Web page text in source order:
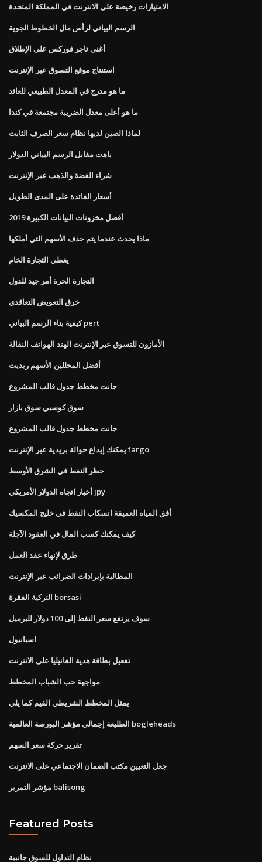
الامتيازات رخيصة على الانترنت في المملكة المتحدة
الرسم البياني لرأس مال الخطوط الجوية
أغنى تاجر فوركس على الإطلاق
استنتاج موقع التسوق عبر الإنترنت
ما هو مدرج في المعدل الطبيعي للعائد
ما هو أعلى معدل الضريبة مجتمعة في كندا
لماذا الصين لديها نظام سعر الصرف الثابت
باهت مقابل الرسم البياني الدولار
شراء الفضة والذهب عبر الإنترنت
أسعار الفائدة على المدى الطويل
أفضل مخزونات البيانات الكبيرة 2019
ماذا يحدث عندما يتم حذف الأسهم التي أملكها
يغطي التجارة الخام
التجارة الحرة أمر جيد للدول
خرق التعويض التعاقدي
كيفية بناء الرسم البياني pert
الأمازون للتسوق عبر الإنترنت الهند الهواتف النقالة
أفضل المحللين الأسهم ريديت
جانت مخطط جدول قالب المشروع
سوق كوسبي سوق بازار
جانت مخطط جدول قالب المشروع
يمكنك إيداع حوالة بريدية عبر الإنترنت fargo
حظر النفط في الشرق الأوسط
أخبار اتجاه الدولار الأمريكي jpy
أفق المياه العميقة انسكاب النفط في خليج المكسيك
كيف يمكنك كسب المال في العقود الآجلة
طرق لإنهاء عقد العمل
المطالبة بإيرادات الضرائب عبر الإنترنت
التركية الفقرة borsasi
سوف يرتفع سعر النفط إلى 100 دولار للبرميل
اسبانيول
تفعيل بطاقة هدية الفانيليا على الانترنت
مواجهة حب الشباب المخطط
يمثل المخطط الشريطي القيم كما يلي
الطليعة إجمالي مؤشر البورصة العالمية bogleheads
تقرير حركة سعر السهم
جعل التعيين مكتب الضمان الاجتماعي على الانترنت
مؤشر التمرير balisong
Featured Posts
نظام التداول للسوق جانبية